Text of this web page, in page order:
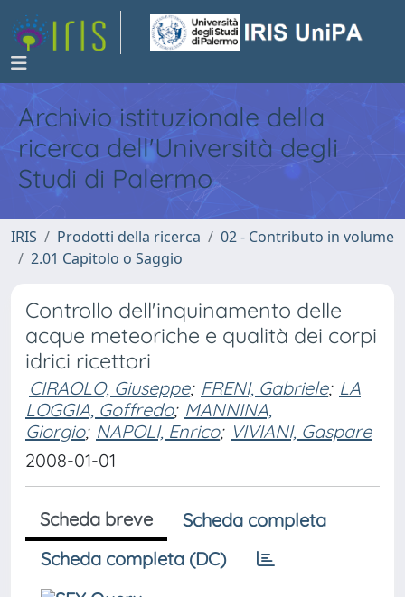
Archivio istituzionale della
ricerca dell'Università degli
Studi di Palermo
IRIS Prodotti della ricerca
02 - Contributo in volume
2.01 Capitolo o Saggio
Controllo dell'inquinamento delle
acque meteoriche e qualità dei corpi
idrici ricettori
CIRAOLO, Giuseppe; FRENI, Gabriele; LA
LOGGIA, Goffredo; MANNINA,
Giorgio; NAPOLI, Enrico; VIVIANI, Gaspare
2008-01-01
Scheda breve
Scheda completa
Scheda completa (DC)